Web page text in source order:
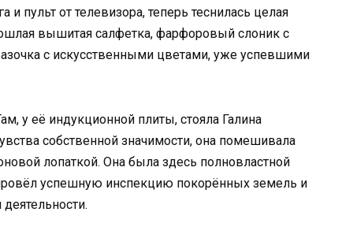
пульт от телевизора, теперь теснилась целая
вышитая салфетка, фарфоровый слоник с
с искусственными цветами, уже успевшими
у её индукционной плиты, стояла Галина
собственной значимости, она помешивала
лопаткой. Она была здесь полновластной
успешную инспекцию покорённых земель и